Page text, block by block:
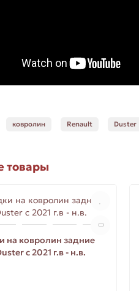
ковролин Renault Duster
товары
на ковролин задние
с 2021 г.в - н.в.